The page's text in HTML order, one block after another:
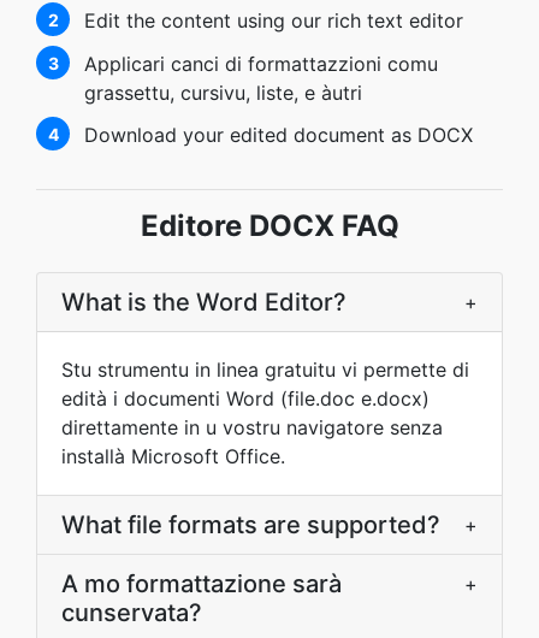
2 Edit the content using our rich text editor
3
Applicari canci di formattazzioni comu
grassettu, cursivu, liste, e àutri
4 Download your edited document as DOCX
Editore DOCX FAQ
What is the Word Editor? +
Stu strumentu in linea gratuitu vi permette di
edità i documenti Word (file.doc e.docx)
direttamente in u vostru navigatore senza
installà Microsoft Office.
What file formats are supported? +
A mo formattazione sarà
cunservata?
+